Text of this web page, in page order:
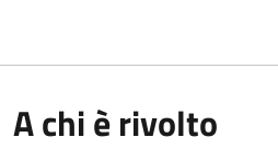
A chi è rivolto